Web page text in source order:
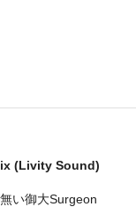
(Livity Sound)
い御大Surgeon